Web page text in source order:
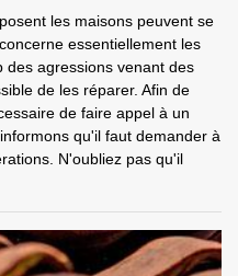
les maisons peuvent se
essentiellement les
des agressions venant des
de les réparer. Afin de
de faire appel à un
qu'il faut demander à
N'oubliez pas qu'il